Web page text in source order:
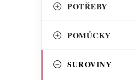
o
t
r
kategorie
a
e
POTŘEBY
POMŮCKY
SUROVINY